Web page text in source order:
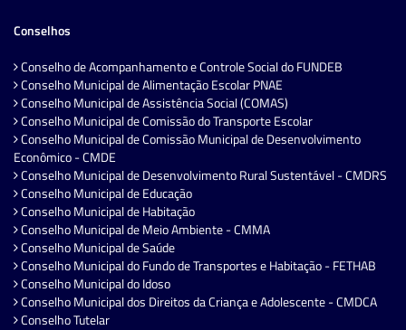
Conselhos
Conselho de Acompanhamento e Controle Social do FUNDEB
Conselho Municipal de Alimentação Escolar PNAE
Conselho Municipal de Assistência Social (COMAS)
Conselho Municipal de Comissão do Transporte Escolar
Conselho Municipal de Comissão Municipal de Desenvolvimento
Econômico - CMDE
Conselho Municipal de Desenvolvimento Rural Sustentável - CMDRS
Conselho Municipal de Educação
Conselho Municipal de Habitação
Conselho Municipal de Meio Ambiente - CMMA
Conselho Municipal de Saúde
Conselho Municipal do Fundo de Transportes e Habitação - FETHAB
Conselho Municipal do Idoso
Conselho Municipal dos Direitos da Criança e Adolescente - CMDCA
Conselho Tutelar